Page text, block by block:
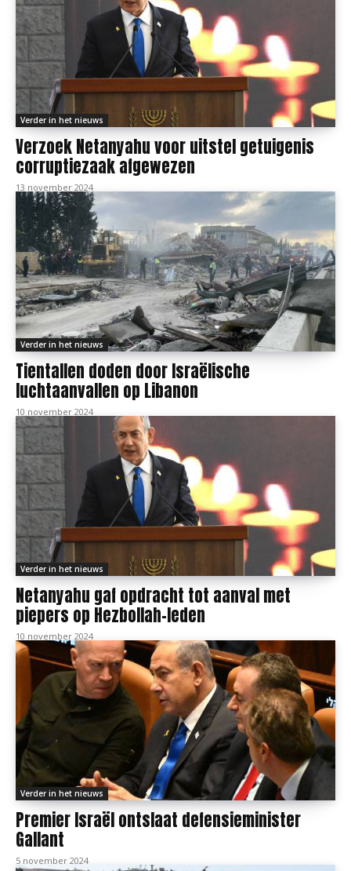
Verder in het nieuws
Verzoek Netanyahu voor uitstel getuigenis
corruptiezaak afgewezen
13 november 2024
Verder in het nieuws
Tientallen doden door Israëlische
luchtaanvallen op Libanon
10 november 2024
Verder in het nieuws
Netanyahu gaf opdracht tot aanval met
piepers op Hezbollah-leden
10 november 2024
Verder in het nieuws
Premier Israël ontslaat defensieminister
Gallant
5 november 2024